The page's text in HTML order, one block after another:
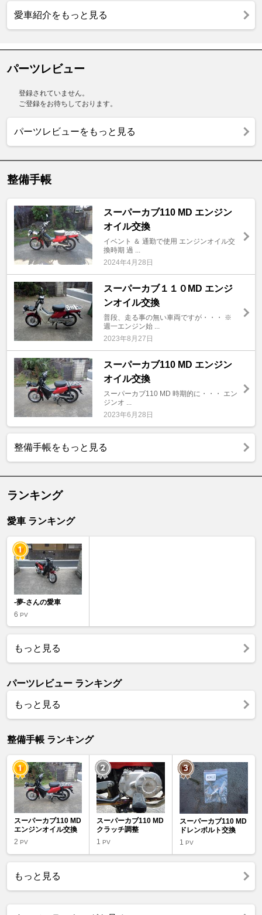
愛車紹介をもっと見る
パーツレビュー
登録されていません。
ご登録をお待ちしております。
パーツレビューをもっと見る
整備手帳
スーパーカブ110 MD エンジン
オイル交換
イベント ＆ 通勤で使用 エンジンオイル交
換時期 過 ...
2024年4月28日
スーパーカブ１１０MD エンジ
ンオイル交換
普段、走る事の無い車両ですが・・・ ※
週一エンジン始 ...
2023年8月27日
スーパーカブ110 MD エンジン
オイル交換
スーパーカブ110 MD 時期的に・・・ エン
ジンオ ...
2023年6月28日
整備手帳をもっと見る
ランキング
愛車 ランキング
-夢-さんの愛車
6 PV
もっと見る
パーツレビュー ランキング
もっと見る
整備手帳 ランキング
スーパーカブ110 MD
エンジンオイル交換
2 PV
スーパーカブ110 MD
クラッチ調整
1PV
スーパーカブ110 MD
ドレンボルト交換
1 PV
もっと見る